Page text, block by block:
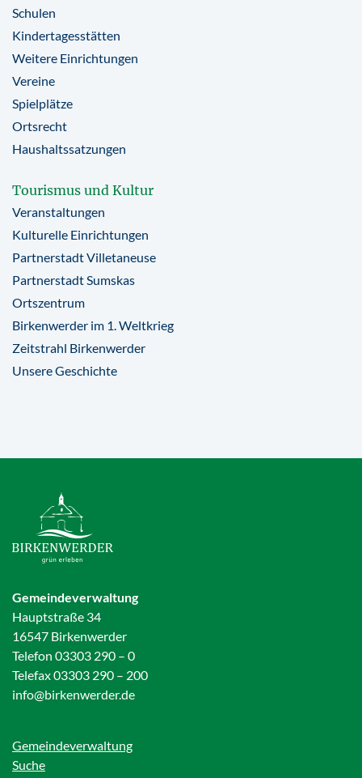
Schulen
Kindertagesstätten
Weitere Einrichtungen
Vereine
Spielplätze
Ortsrecht
Haushaltssatzungen
Tourismus und Kultur
Veranstaltungen
Kulturelle Einrichtungen
Partnerstadt Villetaneuse
Partnerstadt Sumskas
Ortszentrum
Birkenwerder im 1. Weltkrieg
Zeitstrahl Birkenwerder
Unsere Geschichte
Gemeindeverwaltung
Hauptstraße 34
16547 Birkenwerder
Telefon 03303 290 – 0
Telefax 03303 290 – 200
info@birkenwerder.de
Gemeindeverwaltung
Suche